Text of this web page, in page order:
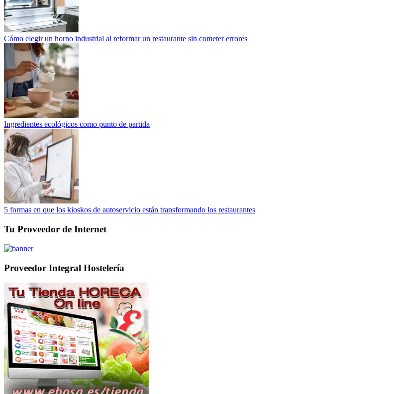
Cómo elegir un horno industrial al reformar un restaurante sin cometer errores
Ingredientes ecológicos como punto de partida
5 formas en que los kioskos de autoservicio están transformando los restaurantes
Tu Proveedor de Internet
Proveedor Integral Hostelería